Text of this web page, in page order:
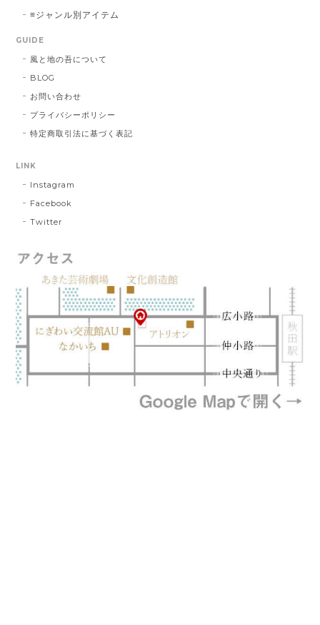
≡ジャンル別アイテム
GUIDE
風と地の吾について
BLOG
お問い合わせ
プライバシーポリシー
特定商取引法に基づく表記
LINK
Instagram
Facebook
Twitter